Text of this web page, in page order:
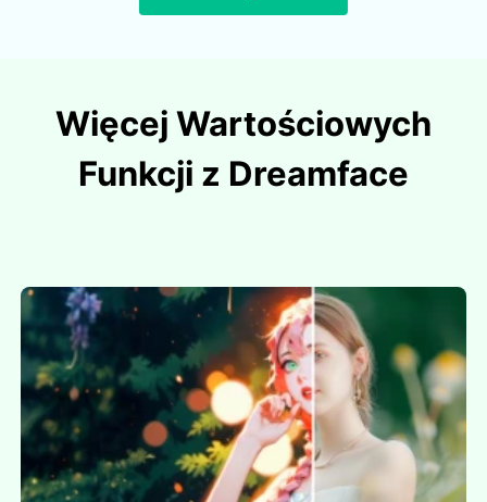
Więcej Wartościowych
Funkcji z Dreamface